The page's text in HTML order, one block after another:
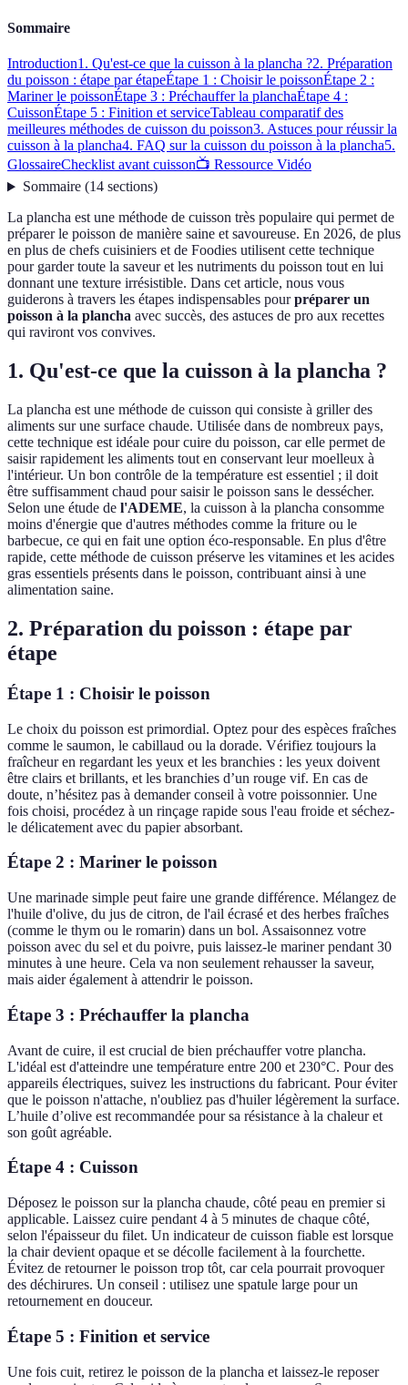
Sommaire
Introduction1. Qu'est-ce que la cuisson à la plancha ?2. Préparation
du poisson : étape par étapeÉtape 1 : Choisir le poissonÉtape 2 :
Mariner le poissonÉtape 3 : Préchauffer la planchaÉtape 4 :
CuissonÉtape 5 : Finition et serviceTableau comparatif des
meilleures méthodes de cuisson du poisson3. Astuces pour réussir la
cuisson à la plancha4. FAQ sur la cuisson du poisson à la plancha5.
GlossaireChecklist avant cuisson📺 Ressource Vidéo
Sommaire(14 sections)
La plancha est une méthode de cuisson très populaire qui permet de
préparer le poisson de manière saine et savoureuse. En 2026, de plus
en plus de chefs cuisiniers et de Foodies utilisent cette technique
pour garder toute la saveur et les nutriments du poisson tout en lui
donnant une texture irrésistible. Dans cet article, nous vous
guiderons à travers les étapes indispensables pourpréparer un
poisson à la plancha avec succès, des astuces de pro aux recettes
qui raviront vos convives.
1. Qu'est-ce que la cuisson à la plancha ?
La plancha est une méthode de cuisson qui consiste à griller des
aliments sur une surface chaude. Utilisée dans de nombreux pays,
cette technique est idéale pour cuire du poisson, car elle permet de
saisir rapidement les aliments tout en conservant leur moelleux à
l'intérieur. Un bon contrôle de la température est essentiel ; il doit
être suffisamment chaud pour saisir le poisson sans le dessécher.
Selon une étude de l'ADEME, la cuisson à la plancha consomme
moins d'énergie que d'autres méthodes comme la friture ou le
barbecue, ce qui en fait une option éco-responsable. En plus d'être
rapide, cette méthode de cuisson préserve les vitamines et les acides
gras essentiels présents dans le poisson, contribuant ainsi à une
alimentation saine.
2. Préparation du poisson : étape par
étape
Étape 1 : Choisir le poisson
Le choix du poisson est primordial. Optez pour des espèces fraîches
comme le saumon, le cabillaud ou la dorade. Vérifiez toujours la
fraîcheur en regardant les yeux et les branchies : les yeux doivent
être clairs et brillants, et les branchies d’un rouge vif. En cas de
doute, n’hésitez pas à demander conseil à votre poissonnier. Une
fois choisi, procédez à un rinçage rapide sous l'eau froide et séchez-
le délicatement avec du papier absorbant.
Étape 2 : Mariner le poisson
Une marinade simple peut faire une grande différence. Mélangez de
l'huile d'olive, du jus de citron, de l'ail écrasé et des herbes fraîches
(comme le thym ou le romarin) dans un bol. Assaisonnez votre
poisson avec du sel et du poivre, puis laissez-le mariner pendant 30
minutes à une heure. Cela va non seulement rehausser la saveur,
mais aider également à attendrir le poisson.
Étape 3 : Préchauffer la plancha
Avant de cuire, il est crucial de bien préchauffer votre plancha.
L'idéal est d'atteindre une température entre 200 et 230°C. Pour des
appareils électriques, suivez les instructions du fabricant. Pour éviter
que le poisson n'attache, n'oubliez pas d'huiler légèrement la surface.
L’huile d’olive est recommandée pour sa résistance à la chaleur et
son goût agréable.
Étape 4 : Cuisson
Déposez le poisson sur la plancha chaude, côté peau en premier si
applicable. Laissez cuire pendant 4 à 5 minutes de chaque côté,
selon l'épaisseur du filet. Un indicateur de cuisson fiable est lorsque
la chair devient opaque et se décolle facilement à la fourchette.
Évitez de retourner le poisson trop tôt, car cela pourrait provoquer
des déchirures. Un conseil : utilisez une spatule large pour un
retournement en douceur.
Étape 5 : Finition et service
Une fois cuit, retirez le poisson de la plancha et laissez-le reposer